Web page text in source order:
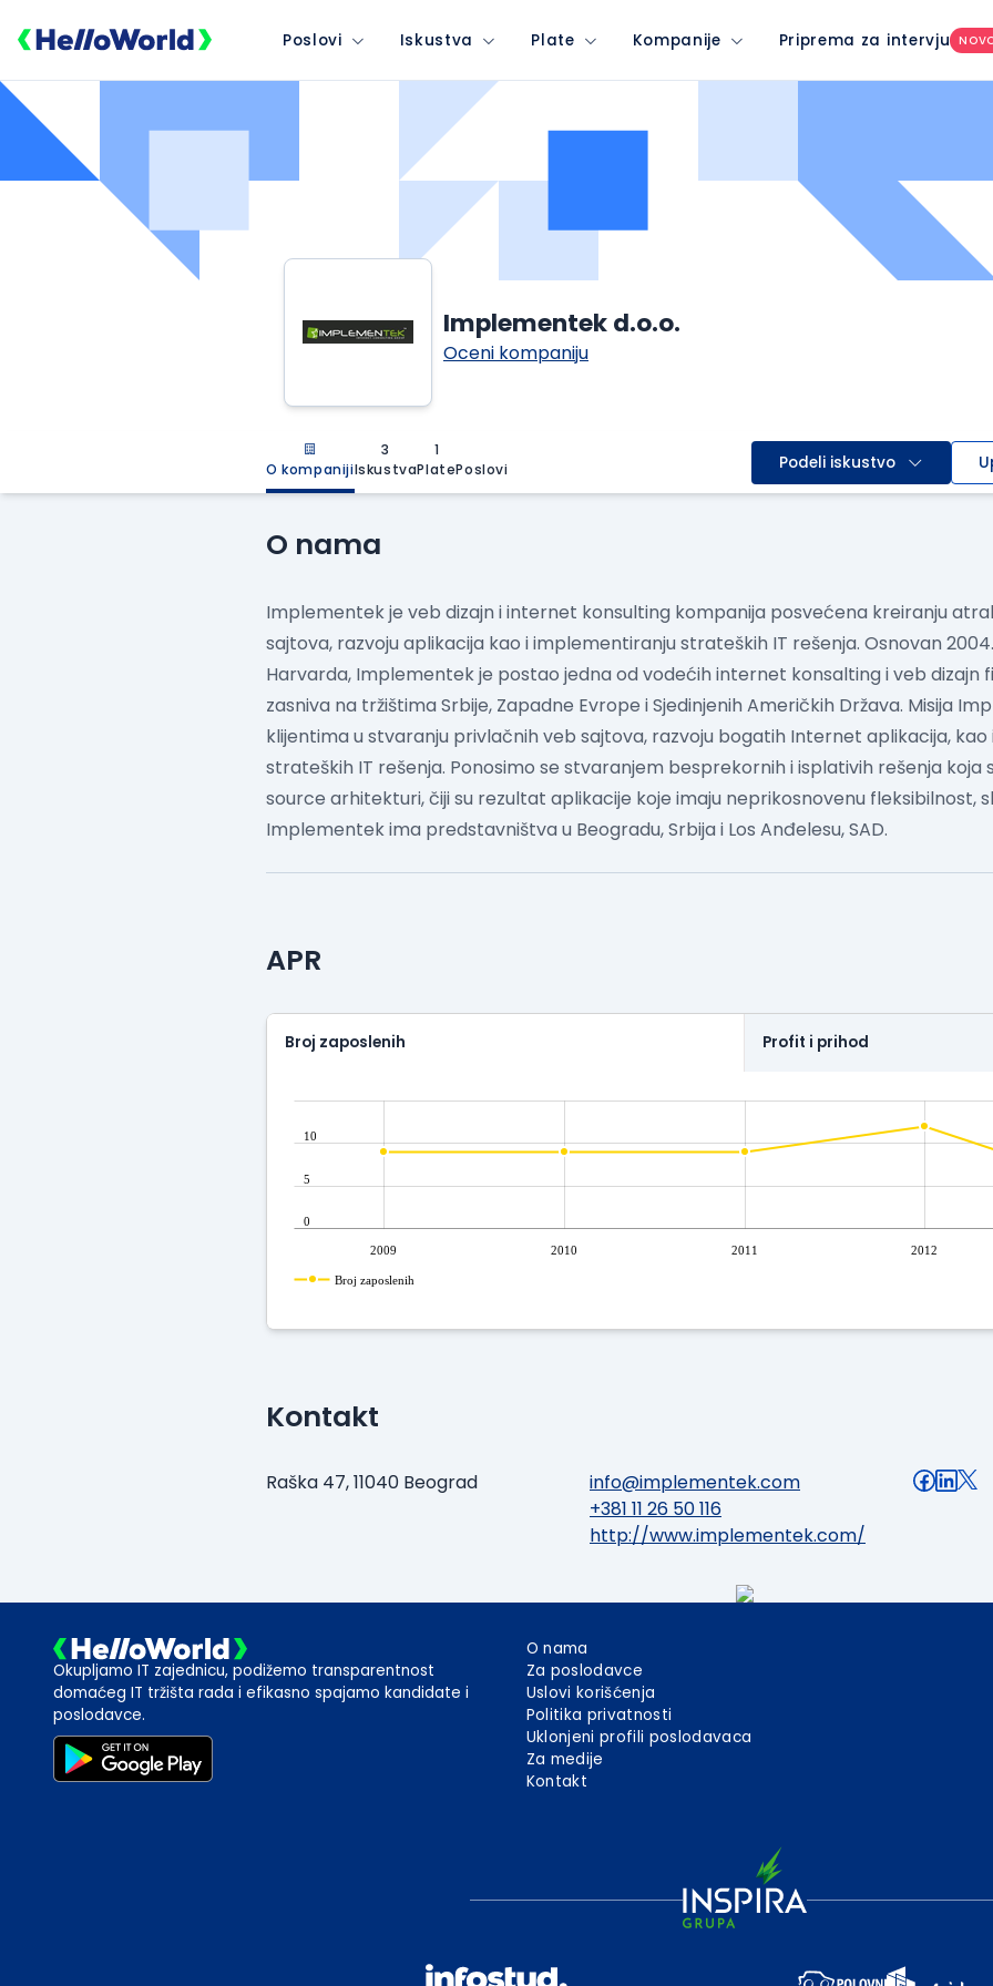
Poslovi Iskustva Plate Kompanije Priprema za intervju
Implementek d.o.o.
Oceni kompaniju
O kompaniji
3
Iskustva
1
PlatePoslovi Podeli iskustvo
O nama
Implementek je veb dizajn i internet konsulting kompanija posvećena kreiranju
sajtova, razvoju aplikacija kao i implementiranju strateških IT rešenja. Osnovan
Harvarda, Implementek je postao jedna od vodećih internet konsalting i veb dizajn
zasniva na tržištima Srbije, Zapadne Evrope i Sjedinjenih Američkih Država. Misija
klijentima u stvaranju privlačnih veb sajtova, razvoju bogatih Internet aplikacija,
strateških IT rešenja. Ponosimo se stvaranjem besprekornih i isplativih rešenja koja
source arhitekturi, čiji su rezultat aplikacije koje imaju neprikosnovenu fleksibilnost,
Implementek ima predstavništva u Beogradu, Srbija i Los Anđelesu, SAD.
APR
Broj zaposlenih Profit i prihod
2009 2010 2011 2012
0
5
10
Broj zaposlenih
Kontakt
Raška 47, 11040 Beograd
info@implementek.com
+381 11 26 50 116
http://www.implementek.com/
Okupljamo IT zajednicu, podižemo transparentnost
domaćeg IT tržišta rada i efikasno spajamo kandidate i
poslodavce.
O nama
Za poslodavce
Uslovi korišćenja
Politika privatnosti
Uklonjeni profili poslodavaca
Za medije
Kontakt